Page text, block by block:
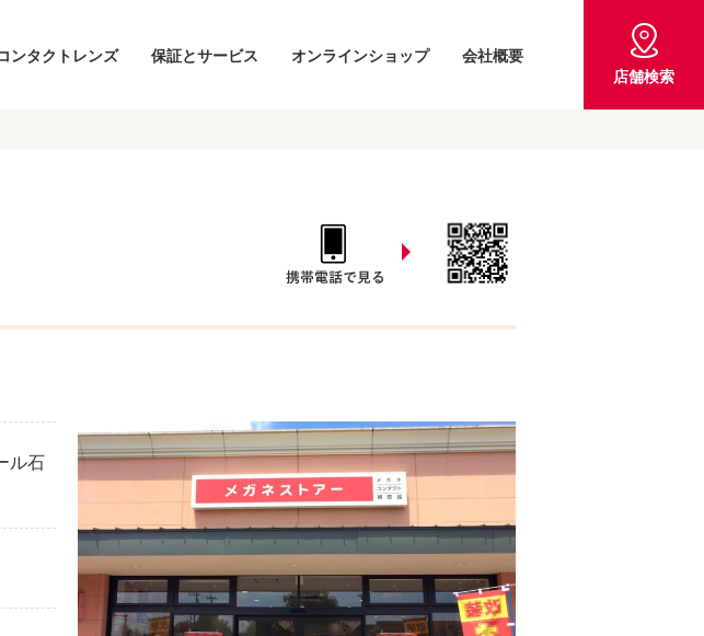
ンタクトレンズ 保証とサービス オンラインショップ
会社概要
店舗検索
ル石